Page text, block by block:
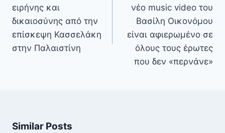
ειρήνης και
δικαιοσύνης από την
επίσκεψη Κασσελάκη
στην Παλαιστίνη
νέο music video του
Βασίλη Οικονόμου
είναι αφιερωμένο σε
όλους τους έρωτες
που δεν «περνάνε»
Similar Posts